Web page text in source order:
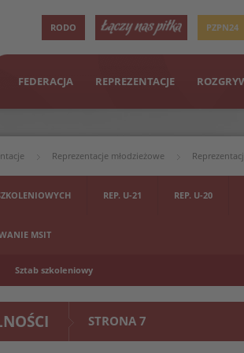
RODO PZPN24
FEDERACJA REPREZENTACJE
Reprezentacje młodzieżowe
REP. U-21 REP. U-20
MSIT
Sztab szkoleniowy
STRONA 7